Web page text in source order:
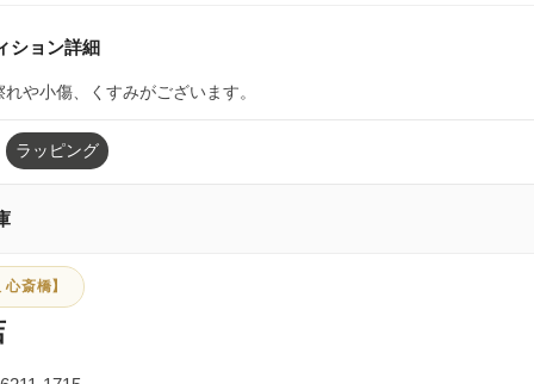
ション詳細
や小傷、くすみがございます。
ラッピング
斎橋】